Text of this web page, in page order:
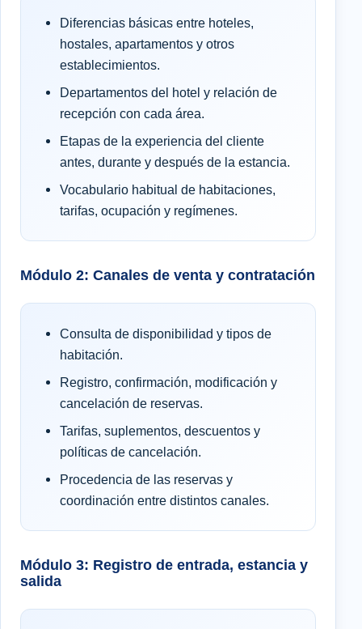
Diferencias básicas entre hoteles,
hostales, apartamentos y otros
establecimientos.
Departamentos del hotel y relación de
recepción con cada área.
Etapas de la experiencia del cliente
antes, durante y después de la estancia.
Vocabulario habitual de habitaciones,
tarifas, ocupación y regímenes.
Módulo 2: Canales de venta y contratación
Consulta de disponibilidad y tipos de
habitación.
Registro, confirmación, modificación y
cancelación de reservas.
Tarifas, suplementos, descuentos y
políticas de cancelación.
Procedencia de las reservas y
coordinación entre distintos canales.
Módulo 3: Registro de entrada, estancia y
salida